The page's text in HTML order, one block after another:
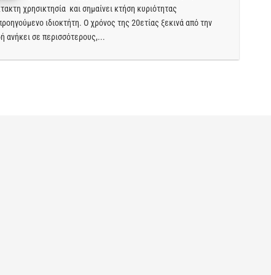
χρησικτησία και σημαίνει κτήση κυριότητας
ιδιοκτήτη. Ο χρόνος της 20ετίας ξεκινά από την
ανήκει σε περισσότερους,...